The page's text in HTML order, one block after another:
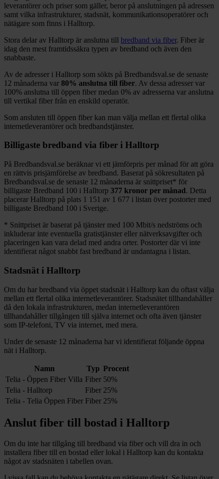
leverantörer och priser som gäller, beror på anslutningen på adressen
samt vilka infrastrukturer, stadsnät, kommunikationsoperatörer och
nätägare som finns i Halltorp.
Stora delar av Halltorp är anslutna till bredband via fiber. Fiber är
idag den mest framtidssäkra typen av bredband och även den
snabbaste.
Av de adresser i Halltorp som sökts på Bredbandsval.se de senaste
12 månaderna var 80% anslutna till fiber. Av dessa adresser var
100% anslutna till öppen fiber medan 0% av adresserna var anslutna
till vertikal fiber från en enskild operatör.
Som ansluten till öppen fiber kan man välja mellan ett flertal olika
internetleverantörer och bredbandstjänster.
Billigaste bredband via fiber i Halltorp
På Bredbandsval.se beräknar vi ett jämförpris per månad för att göra
en rättvis prisjämförelse av bredband. Baserat på sökresultaten på
Bredbandsval.se de senaste 12 månaderna är snittpriset* för
billigaste Bredband 100 i Halltorp 377 kronor per månad. Detta
placerar Halltorp på plats 1 151 av 1 677 i listan över postorter med
billigaste Bredband 100 i Sverige.
* Snittpriset är baserat på tjänster med 100 Mbit/s nedströms och
inkluderar inte eventuella gratistjänster eller nätverksavgifter och
placeringen kan vara delad med andra orter. Postorter där vi inte
identifierat något snabbt fast bredband är undantagna i listan.
Stadsnät i Halltorp
Om du har bredband via öppet stadsnät i Halltorp kan du oftast välja
mellan ett flertal olika internetleverantörer. Stadsnätet tillhandahåller
då den lokala infrastrukturen, medan internetleverantören
tillhandahåller tillgången till själva internet och ofta även tjänster
som IP-telefoni, TV via internet, med mera.
Under de senaste 12 månaderna har vi identifierat följande öppna
nät i Halltorp.
Namn Typ Procent
Telia - Öppen Fiber Villa Fiber 50%
Telia - Halltorp
Fiber 25%
Telia - Telia Öppen Fiber Fiber 25%
Anslut fiber till bostad i Halltorp
Om du inte har tillgång till bredband via fiber och vill dra in och
installera fiber till en bostad eller lokal i Halltorp kan du kontakta
något av stadsnäten i tabellen ovan.